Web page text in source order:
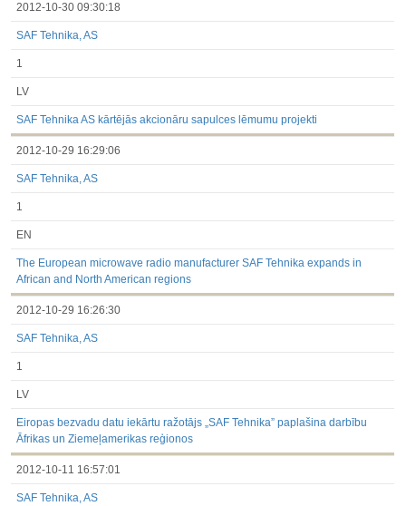
2012-10-30 09:30:18
SAF Tehnika, AS
1
LV
SAF Tehnika AS kārtējās akcionāru sapulces lēmumu projekti
2012-10-29 16:29:06
SAF Tehnika, AS
1
EN
The European microwave radio manufacturer SAF Tehnika expands in
African and North American regions
2012-10-29 16:26:30
SAF Tehnika, AS
1
LV
Eiropas bezvadu datu iekārtu ražotājs „SAF Tehnika” paplašina darbību
Āfrikas un Ziemeļamerikas reģionos
2012-10-11 16:57:01
SAF Tehnika, AS